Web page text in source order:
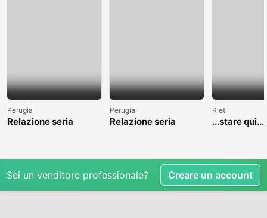
Perugia
Relazione seria
Perugia
Relazione seria
Rieti
...stare qui....
Sei un venditore professionale? Creare un account